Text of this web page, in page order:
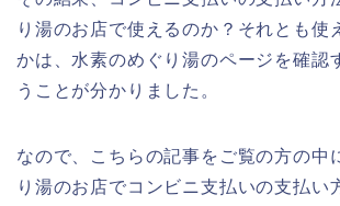
り湯のお店で使えるのか？それとも使
かは、水素のめぐり湯のページを確認
うことが分かりました。
なので、こちらの記事をご覧の方の中
り湯のお店でコンビニ支払いの支払い